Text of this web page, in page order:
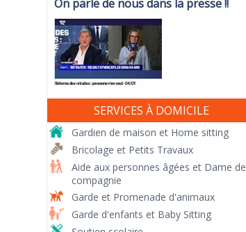
On parle de nous dans la presse !!
SERVICES À DOMICILE
Gardien de maison et Home sitting
Bricolage et Petits Travaux
Aide aux personnes âgées et Dame de
compagnie
Garde et Promenade d'animaux
Garde d'enfants et Baby Sitting